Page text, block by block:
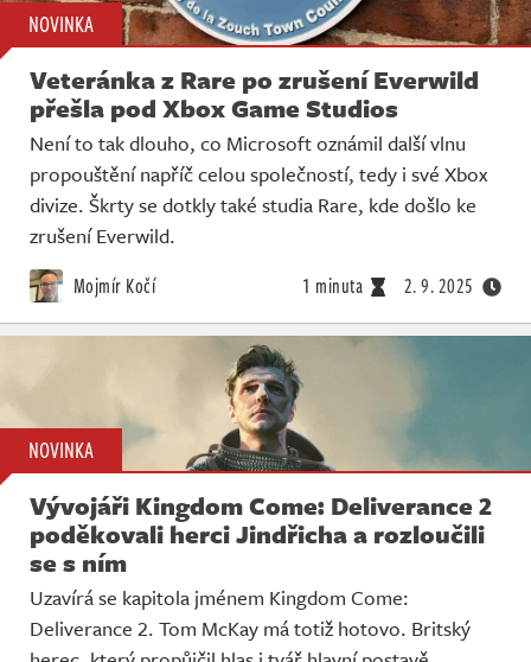
NOVINKA
Veteránka z Rare po zrušení Everwild
přešla pod Xbox Game Studios
Není to tak dlouho, co Microsoft oznámil další vlnu
propouštění napříč celou společností, tedy i své Xbox
divize. Škrty se dotkly také studia Rare, kde došlo ke
zrušení Everwild.
Mojmír Kočí 1 minuta 2. 9. 2025
NOVINKA
Vývojáři Kingdom Come: Deliverance 2
poděkovali herci Jindřicha a rozloučili
se s ním
Uzavírá se kapitola jménem Kingdom Come:
Deliverance 2. Tom McKay má totiž hotovo. Britský